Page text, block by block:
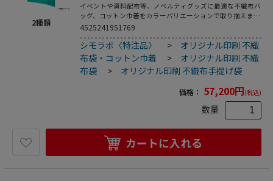
2種類
イベントや資料配布等、ノベルティグッズに最適な不織布バ
ッグ、コットン巾着をカラーバリエーションで取り揃えまし
た。片面シルク1色印刷、印刷領域は別途テンプレートでご
4525241951769
シモラボ〈特注品〉 > オリジナル印刷 不織
布袋・コットン巾着
> オリジナル印刷 不織
布袋
> オリジナル印刷 不織布手提げ袋
価格： 57,200円(税込)
数量
カートに入れる